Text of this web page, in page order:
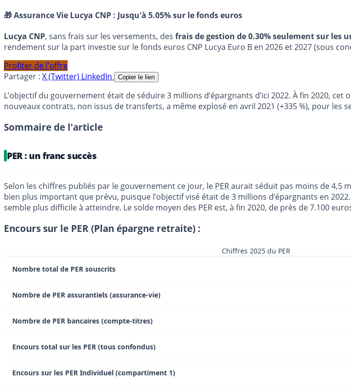
🎁 Assurance Vie Lucya CNP : Jusqu'à 5.05% sur le fonds euros
Lucya CNP, sans frais sur les versements, des frais de gestion de 0.30% seulement sur les
rendement sur la part investie sur le fonds euros CNP Lucya Euro B en 2026 et 2027 (sous
Profiter de l'offre
Partager : X (Twitter) LinkedIn Copier le lien
L’objectif du gouvernement était de séduire 3 millions d’épargnants d’ici 2022. À fin 2020,
nouveaux contrats, non issus de transferts, a même explosé en avril 2021 (+335 %), pour les
Sommaire de l'article
PER : un franc succès
Selon les chiffres publiés par le gouvernement ce jour, le PERaurait séduit pas moins de 4,5
bien plus important que prévu, puisque l’objectif visé était de 3 millions d’épargnants en
semble plus difficile à atteindre. Le solde moyen des PER est, à fin 2020, de près de 7.100
Encours sur le PER (Plan épargne retraite) :
Chiffres 2025 du PER
Nombre total de PER souscrits
Nombre de PER assurantiels (assurance-vie)
Nombre de PER bancaires (compte-titres)
Encours total sur les PER (tous confondus)
Encours sur les PER Individuel (compartiment 1)